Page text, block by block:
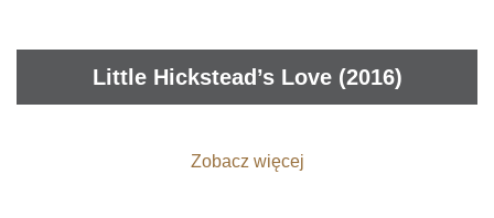
Little Hickstead’s Love (2016)
Zobacz więcej